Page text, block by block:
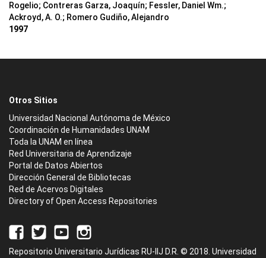
Rogelio; Contreras Garza, Joaquín; Fessler, Daniel Wm.;
Ackroyd, A. O.; Romero Gudiño, Alejandro
1997
Otros Sitios
Universidad Nacional Autónoma de México
Coordinación de Humanidades UNAM
Toda la UNAM en línea
Red Universitaria de Aprendizaje
Portal de Datos Abiertos
Dirección General de Bibliotecas
Red de Acervos Digitales
Directory of Open Access Repositories
Repositorio Universitario Jurídicas RU-IIJ D.R. © 2018. Universidad